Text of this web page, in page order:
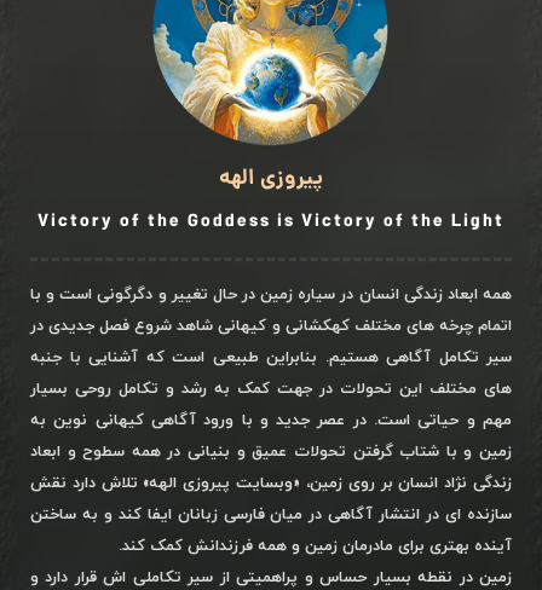
پیروزی الهه
Victory of the Goddess is Victory of the Light
همه ابعاد زندگی انسان در سیاره زمین در حال تغییر و دگرگونی است و با
اتمام چرخه های مختلف کهکشانی و کیهانی شاهد شروع فصل جدیدی در
سیر تکامل آگاهی هستیم. بنابراین طبیعی است که آشنایی با جنبه
های مختلف این تحولات در جهت کمک به رشد و تکامل روحی بسیار
مهم و حیاتی است. در عصر جدید و با ورود آگاهی کیهانی نوین به
زمین و با شتاب گرفتن تحولات عمیق و بنیانی در همه سطوح و ابعاد
زندگی نژاد انسان بر روی زمین، «وبسایت پیروزی الهه» تلاش دارد نقش
سازنده ای در انتشار آگاهی در میان فارسی زبانان ایفا کند و به ساختن
آینده بهتری برای مادرمان زمین و همه فرزندانش کمک کند.
زمین در نقطه بسیار حساس و پراهمیتی از سیر تکاملی اش قرار دارد و